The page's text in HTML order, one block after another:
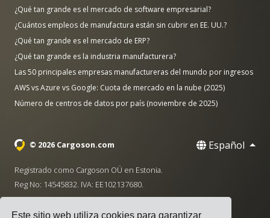
Este sitio web utiliza cookies para garantizar
¿Qué tan grande es el mercado de software empresarial?
¿Cuántos empleos de manufactura están sin cubrir en EE. UU.?
¿Qué tan grande es el mercado de ERP?
¿Qué tan grande es la industria manufacturera?
Las 50 principales empresas manufactureras del mundo por ingresos
AWS vs Azure vs Google: Cuota de mercado en la nube (2025)
Número de centros de datos por país (noviembre de 2025)
© 2026 Cargoson.com Español
Registrado como Cargoson OÜ en Estonia.
Reg No: 14545832. IVA: EE102137680.